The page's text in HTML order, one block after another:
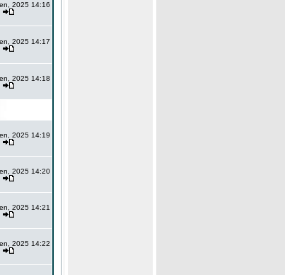
2025 14:16
2025 14:17
2025 14:18
2025 14:19
2025 14:20
2025 14:21
2025 14:22